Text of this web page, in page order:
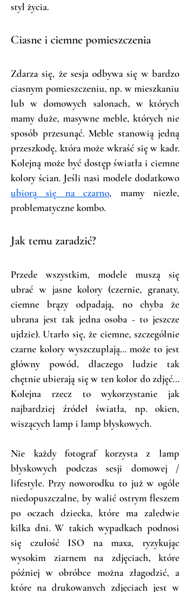
styl życia.
Ciasne i ciemne pomieszczenia
Zdarza się, że sesja odbywa się w bardzo
ciasnym pomieszczeniu, np. w mieszkaniu
lub w domowych salonach, w których
mamy duże, masywne meble, których nie
sposób przesunąć. Meble stanowią jedną
przeszkodę, która może wkraść się w kadr.
Kolejną może być dostęp światła i ciemne
ubiorą się na czarno, mamy niezłe,
problematyczne kombo.
Jak temu zaradzić?
Przede wszystkim, modele muszą się
ubrać w jasne kolory (czernie, granaty,
ciemne brązy odpadają, no chyba że
ubrana jest tak jedna osoba - to jeszcze
ujdzie). Utarło się, że ciemne, szczególnie
czarne kolory wyszczuplają... może to jest
główny powód, dlaczego ludzie tak
chętnie ubierają się w ten kolor do zdjęć...
Kolejna rzecz to wykorzystanie jak
najbardziej źródeł światła, np. okien,
wiszących lamp i lamp błyskowych.
Nie każdy fotograf korzysta z lamp
błyskowych podczas sesji domowej /
lifestyle. Przy noworodku to już w ogóle
niedopuszczalne, by walić ostrym fleszem
po oczach dziecka, które ma zaledwie
kilka dni. W takich wypadkach podnosi
się czułość ISO na maxa, ryzykując
wysokim ziarnem na zdjęciach, które
później w obróbce można złagodzić, a
które na drukowanych zdjęciach jest w